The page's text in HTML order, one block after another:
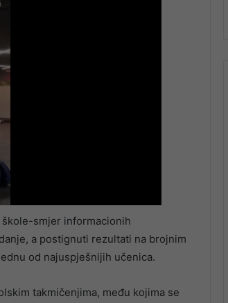
smjer informacionih
a postignuti rezultati na brojnim
od najuspješnijih učenica.
takmičenjima, među kojima se